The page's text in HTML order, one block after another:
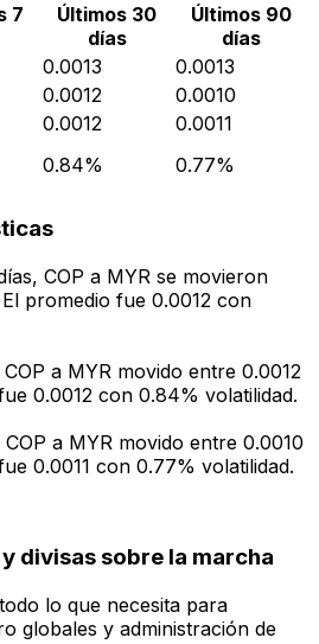
7
Últimos 30
días
Últimos 90
días
0.0013
0.0013
0.0012
0.0010
0.0012
0.0011
0.84% 0.77%
COP a MYR se movieron
promedio fue 0.0012 con
a MYR movido entre 0.0012
0.0012 con 0.84% volatilidad.
a MYR movido entre 0.0010
0.0011 con 0.77% volatilidad.
divisas sobre la marcha
lo que necesita para
globales y administración de